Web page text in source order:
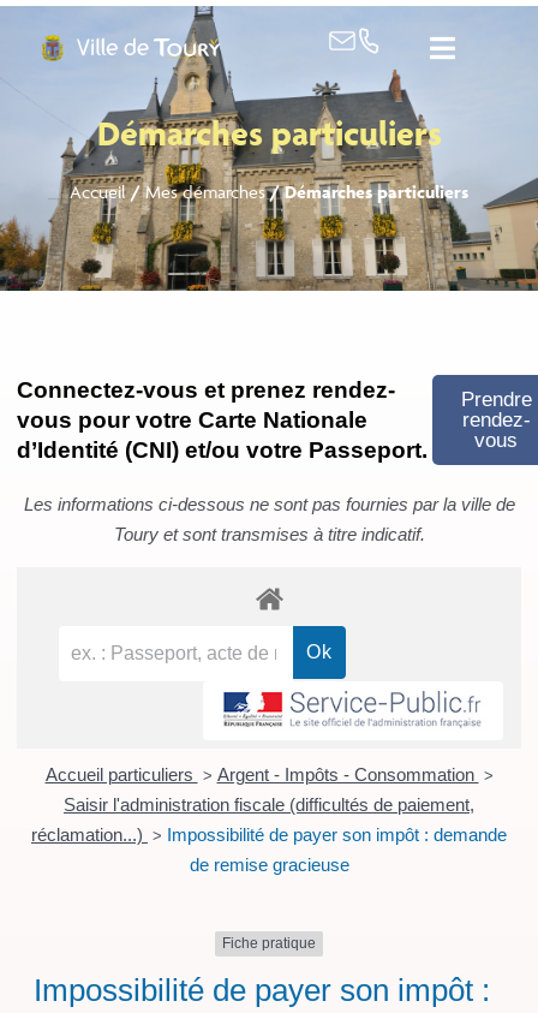
Démarches particuliers
Accueil/Mes démarches/Démarches particuliers
Connectez-vous et prenez rendez-
vous pour votre Carte Nationale
d’Identité (CNI) et/ou votre Passeport.
Prendre
rendez-
vous
Les informations ci-dessous ne sont pas fournies par la ville de
Toury et sont transmises à titre indicatif.
Accueil particuliers > Argent - Impôts - Consommation >
Saisir l'administration fiscale (difficultés de paiement,
réclamation...) > Impossibilité de payer son impôt : demande
de remise gracieuse
Fiche pratique
Impossibilité de payer son impôt :